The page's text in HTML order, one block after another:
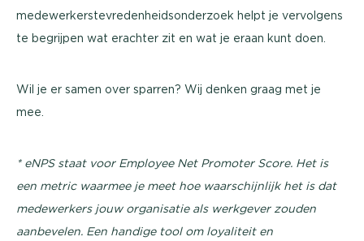
medewerkerstevredenheidsonderzoek helpt je vervolgens
te begrijpen wat erachter zit en wat je eraan kunt doen.
Wil je er samen over sparren? Wij denken graag met je
mee.
* eNPS staat voor Employee Net Promoter Score. Het is
een metric waarmee je meet hoe waarschijnlijk het is dat
medewerkers jouw organisatie als werkgever zouden
aanbevelen. Een handige tool om loyaliteit en